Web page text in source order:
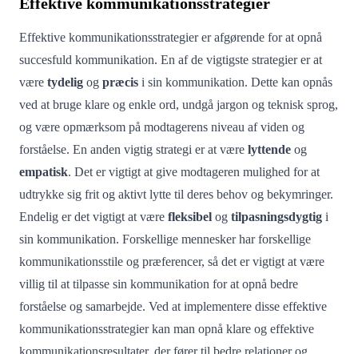
Effektive kommunikationsstrategier
Effektive kommunikationsstrategier er afgørende for at opnå
succesfuld kommunikation. En af de vigtigste strategier er at
være tydelig og præcis i sin kommunikation. Dette kan opnås
ved at bruge klare og enkle ord, undgå jargon og teknisk sprog,
og være opmærksom på modtagerens niveau af viden og
forståelse. En anden vigtig strategi er at være lyttende og
empatisk. Det er vigtigt at give modtageren mulighed for at
udtrykke sig frit og aktivt lytte til deres behov og bekymringer.
Endelig er det vigtigt at være fleksibel og tilpasningsdygtig i
sin kommunikation. Forskellige mennesker har forskellige
kommunikationsstile og præferencer, så det er vigtigt at være
villig til at tilpasse sin kommunikation for at opnå bedre
forståelse og samarbejde. Ved at implementere disse effektive
kommunikationsstrategier kan man opnå klare og effektive